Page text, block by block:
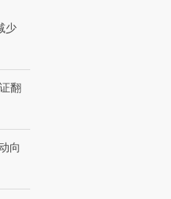
少
翻
向